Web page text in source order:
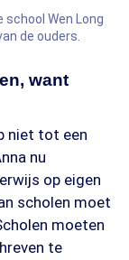
Wen Long
de ouders.
want
niet tot een
nu
op eigen
scholen moet
moeten
te